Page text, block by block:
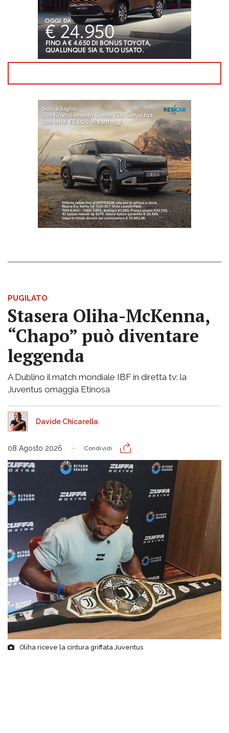
PUGILATO
Stasera Oliha-McKenna,
“Chapo” può diventare
leggenda
A Dublino il match mondiale IBF in diretta tv: la
Juventus omaggia Etinosa
Davide Chicarella
08 Agosto 2026 Condividi
Oliha riceve la cintura griffata Juventus